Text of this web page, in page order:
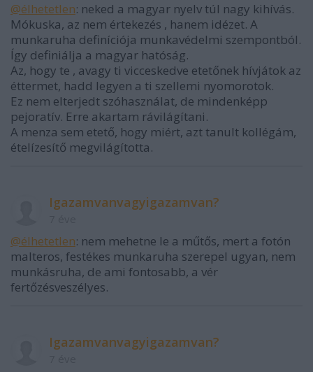
@élhetetlen: neked a magyar nyelv túl nagy kihívás.
Mókuska, az nem értekezés , hanem idézet. A
munkaruha definíciója munkavédelmi szempontból.
Így definiálja a magyar hatóság.
Az, hogy te , avagy ti vicceskedve etetőnek hívjátok az
éttermet, hadd legyen a ti szellemi nyomorotok.
Ez nem elterjedt szóhasználat, de mindenképp
pejoratív. Erre akartam rávilágítani.
A menza sem etető, hogy miért, azt tanult kollégám,
ételízesítő megvilágította.
Igazamvanvagyigazamvan?
@élhetetlen: nem mehetne le a műtős, mert a fotón
malteros, festékes munkaruha szerepel ugyan, nem
munkásruha, de ami fontosabb, a vér
fertőzésveszélyes.
Igazamvanvagyigazamvan?